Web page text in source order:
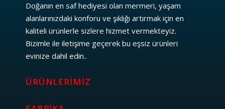
Doğanın en saf hediyesi olan mermeri, yaşam
alanlarınızdaki konforu ve şıklığı artırmak için en
kaliteli ürünlerle sizlere hizmet vermekteyiz.
Bizimle ile iletişime geçerek bu eşsiz ürünleri
evinize dahil edin..
ÜRÜNLERIMIZ